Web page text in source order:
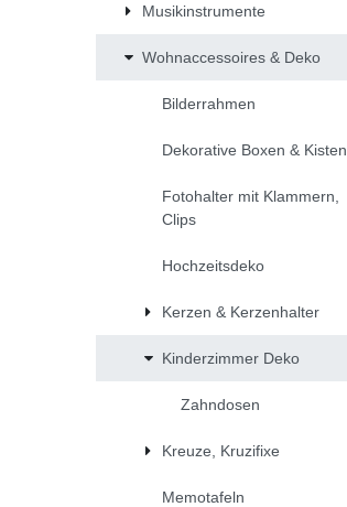
Musikinstrumente
Wohnaccessoires & Deko
Bilderrahmen
Dekorative Boxen & Kisten
Fotohalter mit Klammern,
Clips
Hochzeitsdeko
Kerzen & Kerzenhalter
Kinderzimmer Deko
Zahndosen
Kreuze, Kruzifixe
Memotafeln